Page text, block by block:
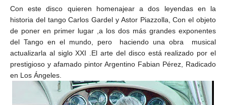
Con este disco quieren homenajear a dos leyendas en la
historia del tango Carlos Gardel y Astor Piazzolla, Con el objeto
de poner en primer lugar ,a los dos más grandes exponentes
del Tango en el mundo, pero haciendo una obra musical
actualizarla al siglo XXI .El arte del disco está realizado por el
prestigioso y afamado pintor Argentino Fabian Pérez, Radicado
en Los Ángeles.